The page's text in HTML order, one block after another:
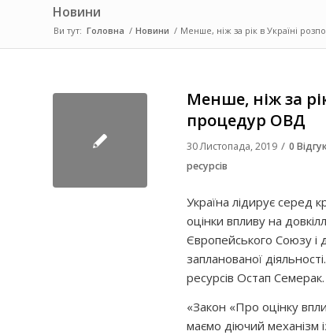
Новини
Ви тут: Головна / Новини / Менше, ніж за рік в Україні
Менше, ніж за
процедур ОВД
30 Листопада, 2019 / 0
ресурсів
Україна лідирує серед
оцінки впливу на
Європейського Союзу і
запланованої
ресурсів Остап Семерак.
«Закон «Про оцінку
маємо діючий механізм